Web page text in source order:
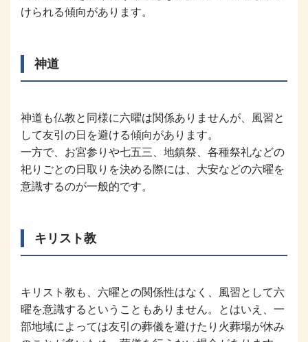
けられる傾向があります。
神道
神道も仏教と同様に六曜は関係ありませんが、風習と
して友引の日を避ける傾向があります。
一方で、お宮参りや七五三、地鎮祭、各種祭礼などの
祀りごとの日取りを決める際には、大安などの六曜を
意識するのが一般的です。
キリスト教
キリスト教も、六曜との関係性はなく、風習として六
曜を意識するということもありません。とはいえ、一
部地域によっては友引の葬儀を避けたり火葬場が休み